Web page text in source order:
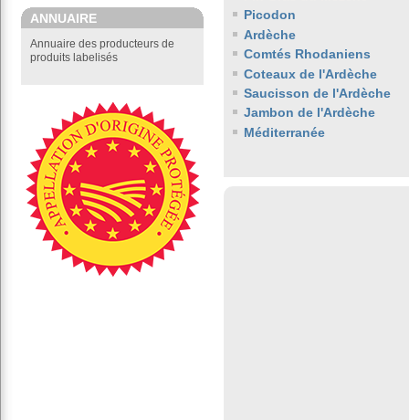
ANNUAIRE
Annuaire des producteurs de
produits labelisés
Picodon
Ardèche
Comtés Rhodaniens
Coteaux de l'Ardèche
Saucisson de l'Ardèche
Jambon de l'Ardèche
Méditerranée